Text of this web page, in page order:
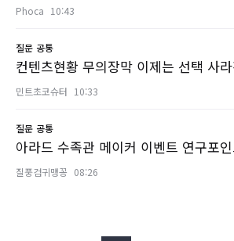
Phoca 10:43
질문 공통
컨텐츠현황 무의장막 이제는 선택 사
민트초코슈터 10:33
질문 공통
아라드 수족관 메이커 이벤트 연구포
질풍검귀맹꽁 08:26